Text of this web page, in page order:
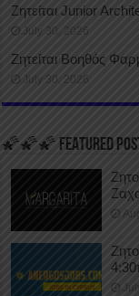
Ζητείται Junior
July 30, 2026
Ζητείται Βοηθός
July 30, 2026
🌠🌠🌠 FEATURED